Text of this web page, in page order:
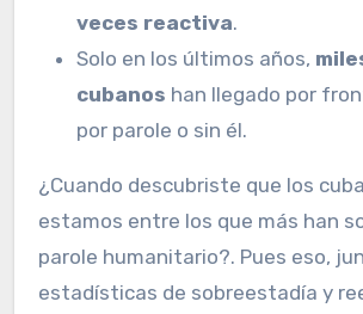
veces reactiva.
Solo en los últimos años,
cubanos han llegado por
por parole o sin él.
¿Cuando descubriste que los
estamos entre los que más han
parole humanitario?. Pues eso,
estadísticas de sobreestadía y